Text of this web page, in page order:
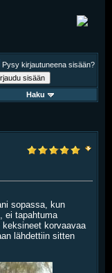
Pysy kirjautuneena sisään?
Haku
sopassa, kun
ei tapahtuma
korvaavaa
lähdettiin sitten